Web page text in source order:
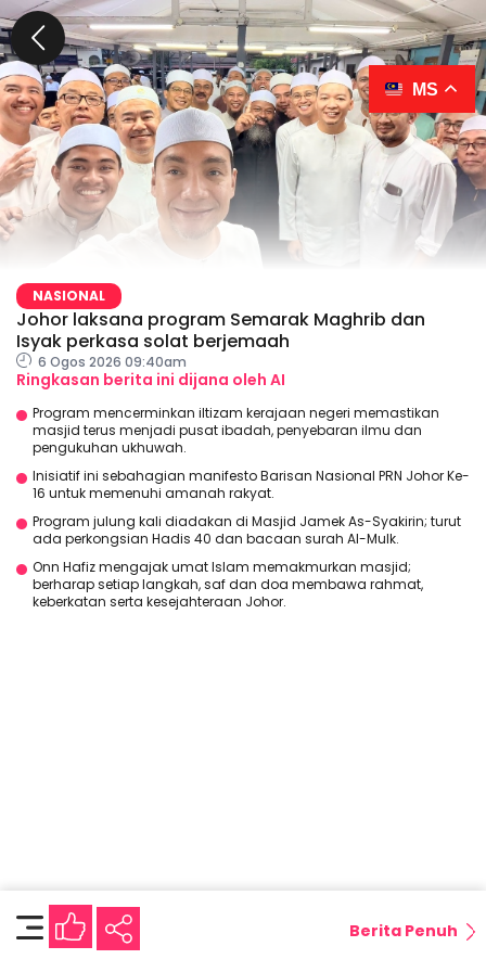
NASIONAL
Johor laksana program Semarak Maghrib dan
Isyak perkasa solat berjemaah
6 Ogos 2026 09:40am
Ringkasan berita ini dijana oleh AI
Program mencerminkan iltizam kerajaan negeri memastikan
masjid terus menjadi pusat ibadah, penyebaran ilmu dan
pengukuhan ukhuwah.
Inisiatif ini sebahagian manifesto Barisan Nasional PRN Johor Ke-
16 untuk memenuhi amanah rakyat.
Program julung kali diadakan di Masjid Jamek As-Syakirin; turut
ada perkongsian Hadis 40 dan bacaan surah Al-Mulk.
Onn Hafiz mengajak umat Islam memakmurkan masjid;
berharap setiap langkah, saf dan doa membawa rahmat,
keberkatan serta kesejahteraan Johor.
Berita Penuh
MS